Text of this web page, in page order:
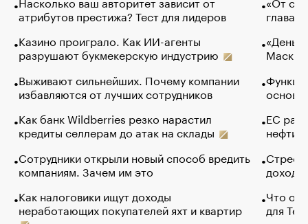
атрибутов престижа? Тест для лидеров
Казино проиграло. Как ИИ-агенты
разрушают букмекерскую индустрию
Выживают сильнейших. Почему компании
избавляются от лучших сотрудников
Как банк Wildberries резко нарастил
кредиты селлерам до атак на склады
Сотрудники открыли новый способ вредить
компаниям. Зачем им это
Как налоговики ищут доходы
неработающих покупателей яхт и квартир
глава
Маск в
основ
ЕС
нефти
Что
для